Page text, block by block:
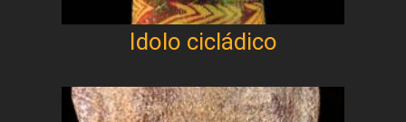
Idolo cicládico